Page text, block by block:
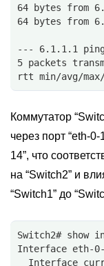
64 bytes from
64 bytes from
--- 6.1.1.1
5 packets
rtt min/avg/
Коммутатор
через порт “eth-
14”, что
на “Switch2” и
“Switch1” до
Switch2# show
Interface eth-
Interface